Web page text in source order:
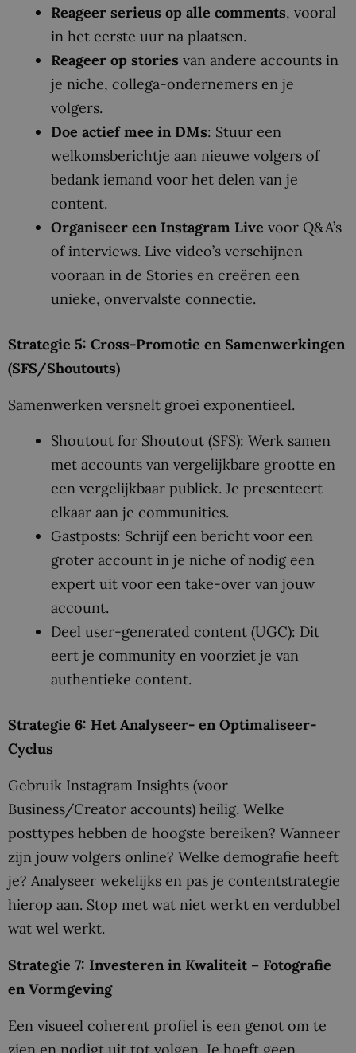
Reageer serieus op alle comments, vooral
in het eerste uur na plaatsen.
Reageer op stories van andere accounts in
je niche, collega-ondernemers en je
volgers.
Doe actief mee in DMs: Stuur een
welkomsberichtje aan nieuwe volgers of
bedank iemand voor het delen van je
content.
Organiseer een Instagram Live voor Q&A’s
of interviews. Live video’s verschijnen
vooraan in de Stories en creëren een
unieke, onvervalste connectie.
Strategie 5: Cross-Promotie en Samenwerkingen
(SFS/Shoutouts)
Samenwerken versnelt groei exponentieel.
Shoutout for Shoutout (SFS): Werk samen
met accounts van vergelijkbare grootte en
een vergelijkbaar publiek. Je presenteert
elkaar aan je communities.
Gastposts: Schrijf een bericht voor een
groter account in je niche of nodig een
expert uit voor een take-over van jouw
account.
Deel user-generated content (UGC): Dit
eert je community en voorziet je van
authentieke content.
Strategie 6: Het Analyseer- en Optimaliseer-
Cyclus
Gebruik Instagram Insights (voor
Business/Creator accounts) heilig. Welke
posttypes hebben de hoogste bereiken? Wanneer
zijn jouw volgers online? Welke demografie heeft
je? Analyseer wekelijks en pas je contentstrategie
hierop aan. Stop met wat niet werkt en verdubbel
wat wel werkt.
Strategie 7: Investeren in Kwaliteit – Fotografie
en Vormgeving
Een visueel coherent profiel is een genot om te
zien en nodigt uit tot volgen. Je hoeft geen